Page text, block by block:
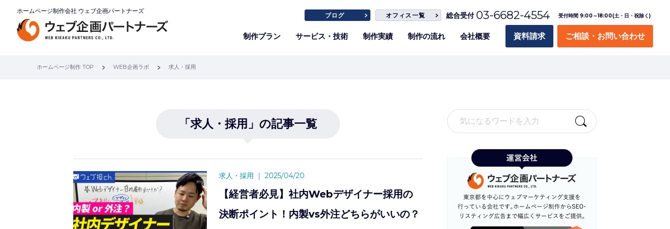
ホームページ制作会社 ウェブ企画パートナーズ
制作プラン サービス・技術 制作実績 制作の流れ 会社概要 資料請求 ご相談・お問い合わせ
ブログ オフィス一覧 総合受付 03-6682-4554 受付時間 9:00～18:00(土・日・祝除く)
ホームページ制作 TOP WEB企画ラボ 求人・採用
「求人・採用」の記事一覧
求人・採用 ｜ 2025/04/20
【経営者必見】社内Webデザイナー採用の
決断ポイント！内製vs外注どちらがいいの？